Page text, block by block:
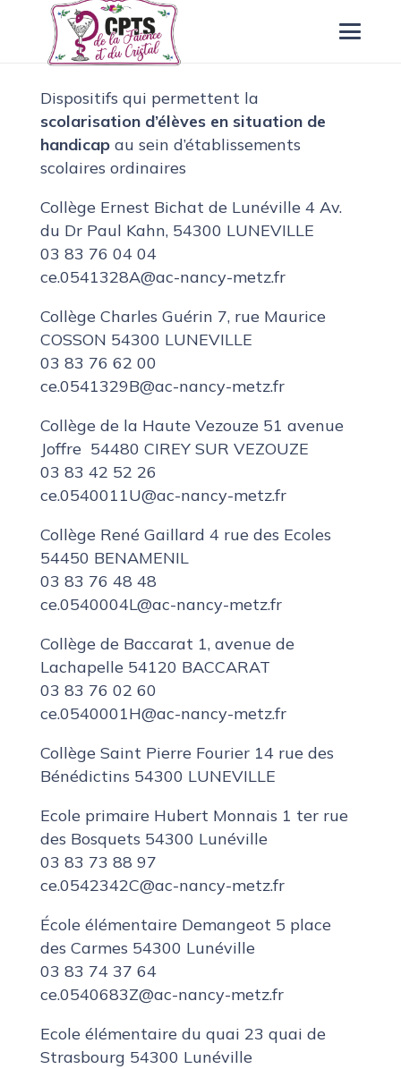
Dispositifs qui permettent la
scolarisation d’élèves en situation de
handicap au sein d’établissements
scolaires ordinaires
Collège Ernest Bichat de Lunéville 4 Av.
du Dr Paul Kahn, 54300 LUNEVILLE
03 83 76 04 04
ce.0541328A@ac-nancy-metz.fr
Collège Charles Guérin 7, rue Maurice
COSSON 54300 LUNEVILLE
03 83 76 62 00
ce.0541329B@ac-nancy-metz.fr
Collège de la Haute Vezouze 51 avenue
Joffre 54480 CIREY SUR VEZOUZE
03 83 42 52 26
ce.0540011U@ac-nancy-metz.fr
Collège René Gaillard 4 rue des Ecoles
54450 BENAMENIL
03 83 76 48 48
ce.0540004L@ac-nancy-metz.fr
Collège de Baccarat 1, avenue de
Lachapelle 54120 BACCARAT
03 83 76 02 60
ce.0540001H@ac-nancy-metz.fr
Collège Saint Pierre Fourier 14 rue des
Bénédictins 54300 LUNEVILLE
Ecole primaire Hubert Monnais 1 ter rue
des Bosquets 54300 Lunéville
03 83 73 88 97
ce.0542342C@ac-nancy-metz.fr
École élémentaire Demangeot 5 place
des Carmes 54300 Lunéville
03 83 74 37 64
ce.0540683Z@ac-nancy-metz.fr
Ecole élémentaire du quai 23 quai de
Strasbourg 54300 Lunéville